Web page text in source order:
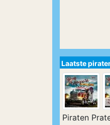
Laatste
Piraten